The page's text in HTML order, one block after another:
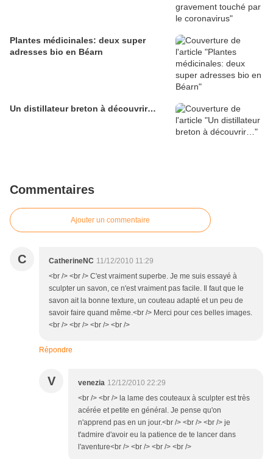
Plantes médicinales: deux super
adresses bio en Béarn
Un distillateur breton à découvrir…
Commentaires
Ajouter un commentaire
C CatherineNC 11/12/2010 11:29
<br /> <br /> C'est vraiment superbe. Je me suis essayé à
sculpter un savon, ce n'est vraiment pas facile. Il faut que le
savon ait la bonne texture, un couteau adapté et un peu de
savoir faire quand même.<br /> Merci pour ces belles images.
<br /> <br /> <br /> <br />
Répondre
V venezia 12/12/2010 22:29
<br /> <br /> la lame des couteaux à sculpter est très
acérée et petite en général. Je pense qu'on
n'apprend pas en un jour.<br /> <br /> <br /> je
t'admire d'avoir eu la patience de te lancer dans
l'aventure<br /> <br /> <br /> <br />